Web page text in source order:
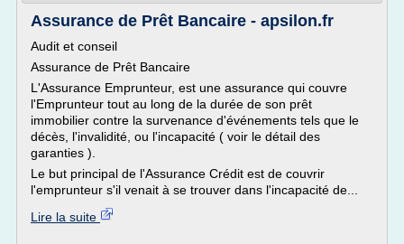
Assurance de Prêt Bancaire - apsilon.fr
Audit et conseil
Assurance de Prêt Bancaire
L'Assurance Emprunteur, est une assurance qui couvre
l'Emprunteur tout au long de la durée de son prêt
immobilier contre la survenance d'événements tels que le
décès, l'invalidité, ou l'incapacité ( voir le détail des
garanties ).
Le but principal de l'Assurance Crédit est de couvrir
l'emprunteur s'il venait à se trouver dans l'incapacité de...
Lire la suite